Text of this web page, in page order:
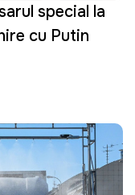
special la
cu Putin